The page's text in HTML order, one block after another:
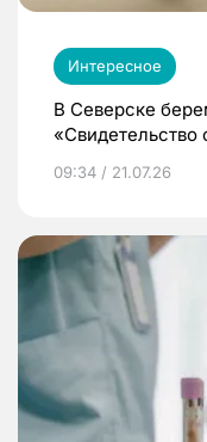
Интересное
В Северске
«Свидетельство
09:34 / 21.07.26